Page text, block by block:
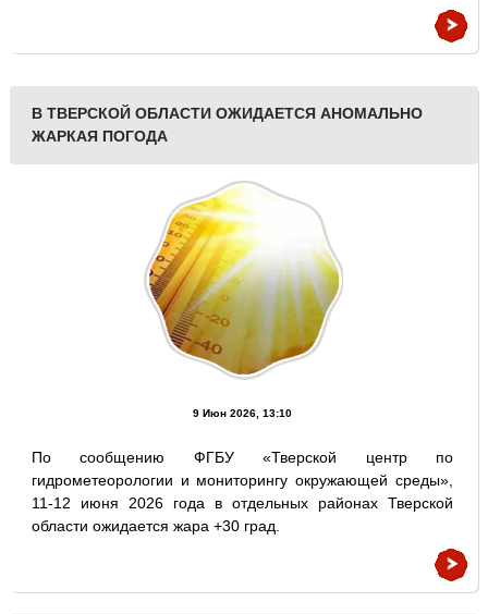
В ТВЕРСКОЙ ОБЛАСТИ ОЖИДАЕТСЯ АНОМАЛЬНО
ЖАРКАЯ ПОГОДА
9 Июн 2026, 13:10
По сообщению ФГБУ «Тверской центр по
гидрометеорологии и мониторингу окружающей среды»,
11-12 июня 2026 года в отдельных районах Тверской
области ожидается жара +30 град.